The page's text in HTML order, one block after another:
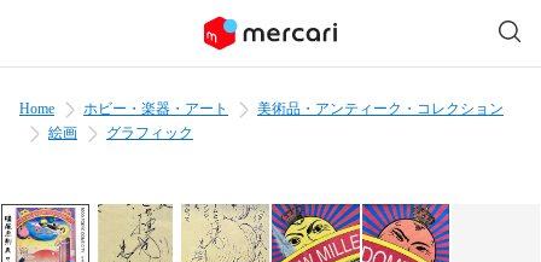
Home ホビー・楽器・アート
美術品・アンティーク・コレクション
絵画
グラフィック